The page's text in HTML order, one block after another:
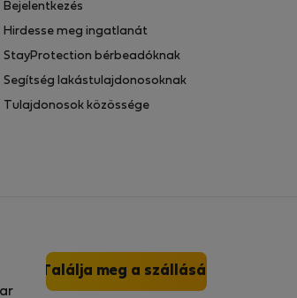
Bejelentkezés
Hirdesse meg ingatlanát
StayProtection bérbeadóknak
Segítség lakástulajdonosoknak
Tulajdonosok közössége
Találja meg a szállását